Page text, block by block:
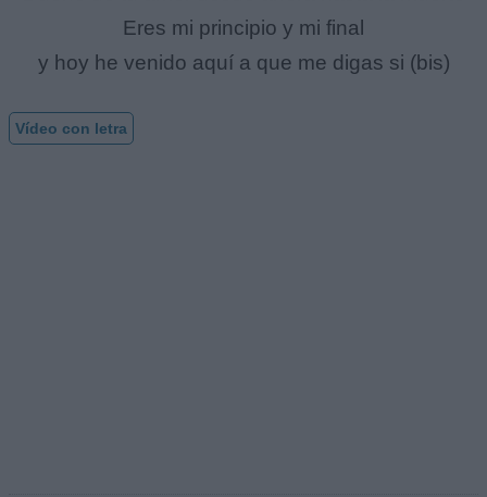
Eres mi principio y mi final
y hoy he venido aquí a que me digas si (bis)
Vídeo con letra